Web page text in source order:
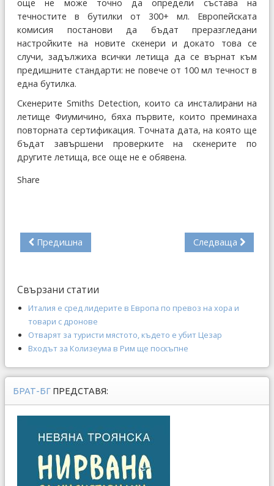
още не може точно да определи състава на
течностите в бутилки от 300+ мл. Европейската
комисия постанови да бъдат преразгледани
настройките на новите скенери и докато това се
случи, задължиха всички летища да се върнат към
предишните стандарти: не повече от 100 мл течност в
една бутилка.
Скенерите Smiths Detection, които са инсталирани на
летище Фиумичино, бяха първите, които преминаха
повторната сертификация. Точната дата, на която ще
бъдат завършени проверките на скенерите по
другите летища, все още не е обявена.
Share
Предишна Следваща
Свързани статии
Италия е сред лидерите в Европа по превоз на хора и
товари с дронове
Отварят за туристи мястото, където е убит Цезар
Входът за Колизеума в Рим ще поскъпне
БРАТ-БГ ПРЕДСТАВЯ: